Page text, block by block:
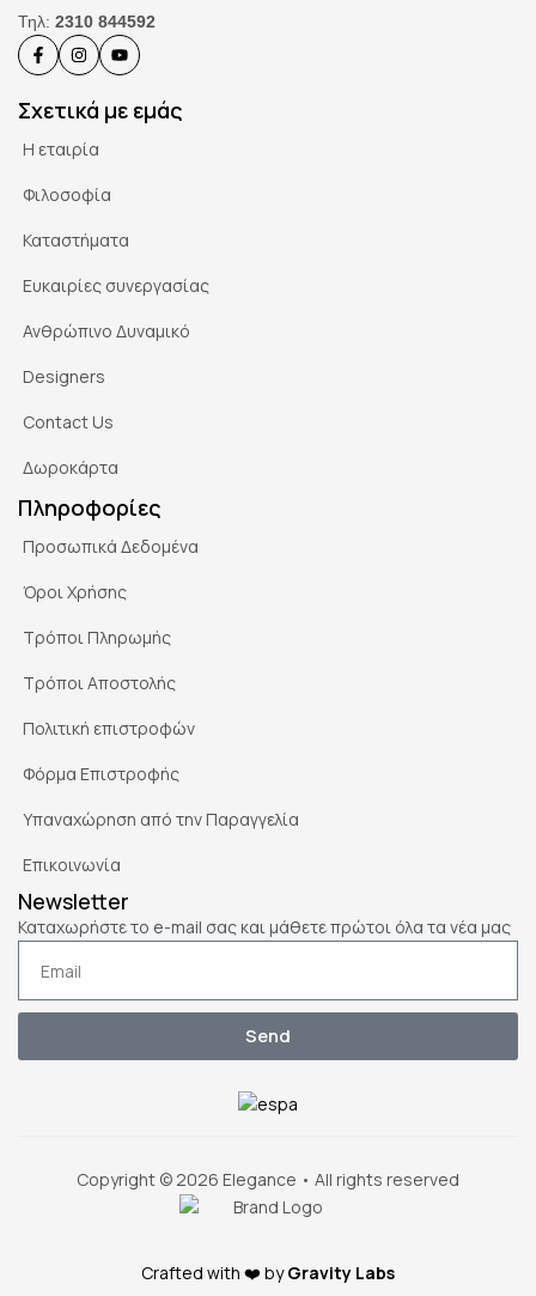
Τηλ: 2310 844592
Σχετικά με εμάς
Η εταιρία
Φιλοσοφία
Καταστήματα
Ευκαιρίες συνεργασίας
Ανθρώπινο Δυναμικό
Designers
Contact Us
Δωροκάρτα
Πληροφορίες
Προσωπικά Δεδομένα
Όροι Χρήσης
Τρόποι Πληρωμής
Τρόποι Αποστολής
Πολιτική επιστροφών
Φόρμα Επιστροφής
Υπαναχώρηση από την Παραγγελία
Επικοινωνία
Newsletter
Καταχωρήστε το e-mail σας και μάθετε πρώτοι όλα τα νέα μας
Send
Copyright © 2026 Elegance • All rights reserved
Crafted with ❤️ byGravity Labs